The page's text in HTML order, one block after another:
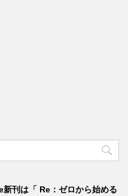
刊は「 Re：ゼロから始める